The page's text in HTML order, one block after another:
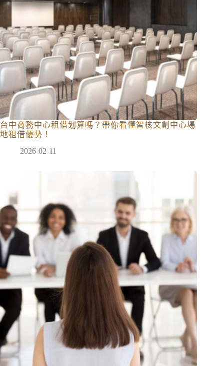
台中商務中心租借划算嗎？帶你看懂智核文創中心場
地租借優勢！
2026-02-11